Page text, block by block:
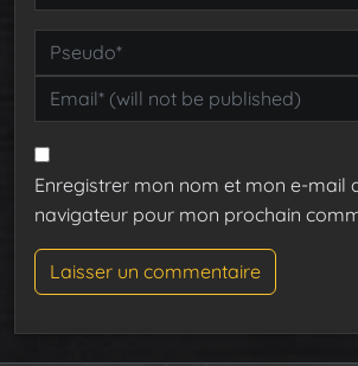
Enregistrer mon nom et mon e-mail
navigateur pour mon prochain